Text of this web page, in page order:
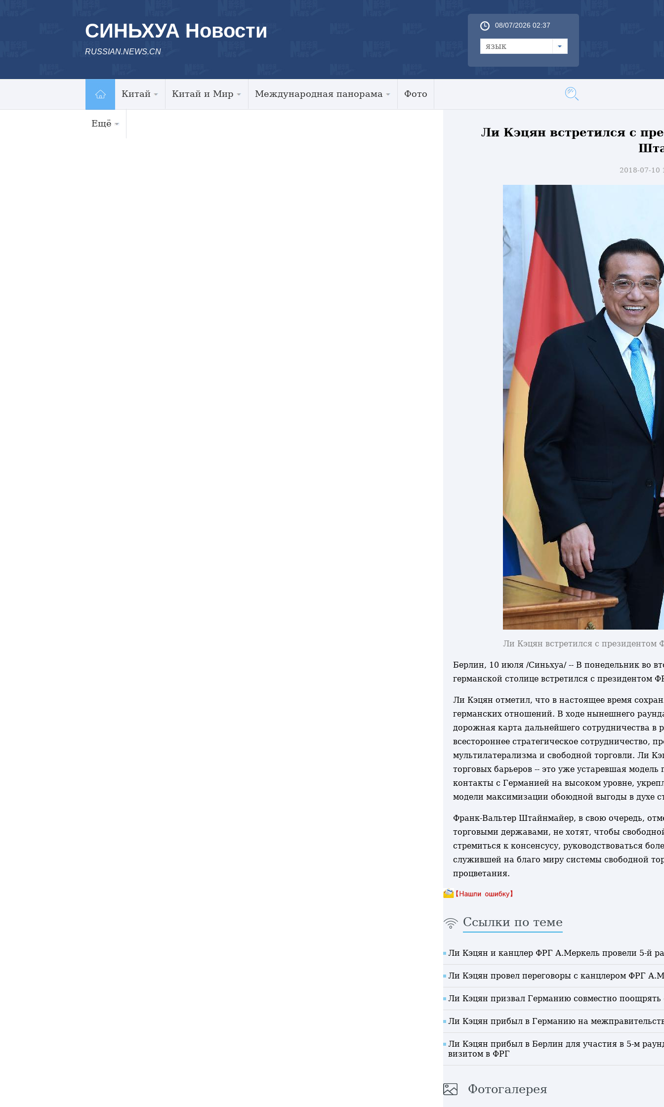
СИНЬХУА Новости
RUSSIAN.NEWS.CN
08/07/2026 02:37
язык
Китай Китай и Мир Международная панорама Фото
Ещё
Ли Кэцян встретился с
2018-07-10
Ли Кэцян встретился с
Берлин, 10 июля /Синьхуа/ -- В понедельник во
германской столице встретился с
Ли Кэцян отметил, что в настоящее время
германских отношений. В ходе нынешнего
дорожная карта дальнейшего сотрудничества в
всестороннее стратегическое сотрудничество,
мультилатерализма и свободной торговли. Ли
торговых барьеров -- это уже устаревшая
контакты с Германией на высоком уровне,
модели максимизации обоюдной выгоды в духе
Франк-Вальтер Штайнмайер, в свою очередь,
торговыми державами, не хотят, чтобы
стремиться к консенсусу, руководствоваться
служившей на благо миру системы свободной
процветания.
Ссылки по теме
Ли Кэцян и канцлер ФРГ А.Меркель провели 5-й
Ли Кэцян провел переговоры с канцлером ФРГ
Ли Кэцян призвал Германию совместно поощрять
Ли Кэцян прибыл в Германию на
Ли Кэцян прибыл в Берлин для участия в 5-м
визитом в ФРГ
Фотогалерея